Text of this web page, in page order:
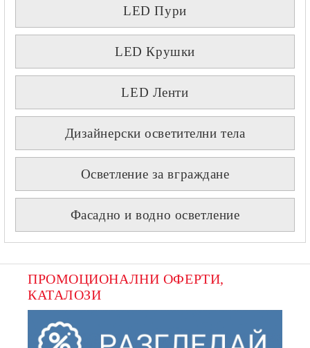
LED Пури
LED Крушки
LED Ленти
Дизайнерски осветителни тела
Осветление за вграждане
Фасадно и водно осветление
ПРОМОЦИОНАЛНИ ОФЕРТИ,
КАТАЛОЗИ